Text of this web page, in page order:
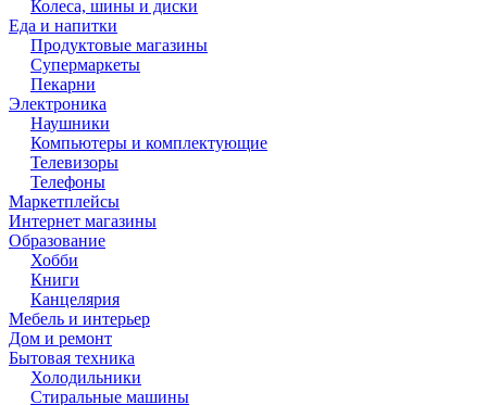
Колеса, шины и диски
Еда и напитки
Продуктовые магазины
Супермаркеты
Пекарни
Электроника
Наушники
Компьютеры и комплектующие
Телевизоры
Телефоны
Маркетплейсы
Интернет магазины
Образование
Хобби
Книги
Канцелярия
Мебель и интерьер
Дом и ремонт
Бытовая техника
Холодильники
Стиральные машины